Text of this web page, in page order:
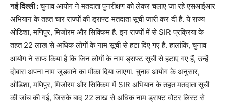
नई दिल्ली :चुनाव आयोग ने मतदाता पुनरीक्षण को लेकर चलाए जा रहे एसआईआर
अभियान के तहत चार राज्यों की ड्राफ्ट मतदाता सूची जारी कर दी है. ये राज्य
ओडिशा, मणिपुर, मिजोरम और सिक्किम है. इन राज्यों में से SIR प्रक्रिया के
तहत 22 लाख से अधिक लोगों के नाम सूची से हटा दिए गए हैं. हालांकि, चुनाव
आयोग ने साफ किया है कि जिन लोगों के नाम ड्राफ्ट सूची से हटाए गए हैं, उन्हें
दोबारा अपना नाम जुड़वाने का मौका दिया जाएगा. चुनाव आयोग के अनुसार,
ओडिशा, मणिपुर, मिजोरम और सिक्किम में SIR अभियान के तहत मतदाता सूची
की जांच की गई, जिसके बाद 22 लाख से अधिक नाम ड्राफ्ट वोटर लिस्ट से